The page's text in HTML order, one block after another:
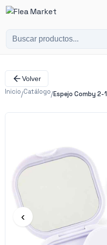
Volver
Inicio/Catálogo/Espejo Comby 2-1
‹